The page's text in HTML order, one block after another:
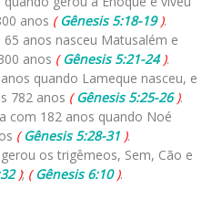
anos (Gênesis 5:18-19).
anos nasceu Matusalém e
anos (Gênesis 5:21-24).
quando Lameque nasceu, e
782 anos (Gênesis 5:25-26).
com 182 anos quando Noé
(Gênesis 5:28-31 ).
os trigêmeos, Sem, Cão e
); (Gênesis 6:10).